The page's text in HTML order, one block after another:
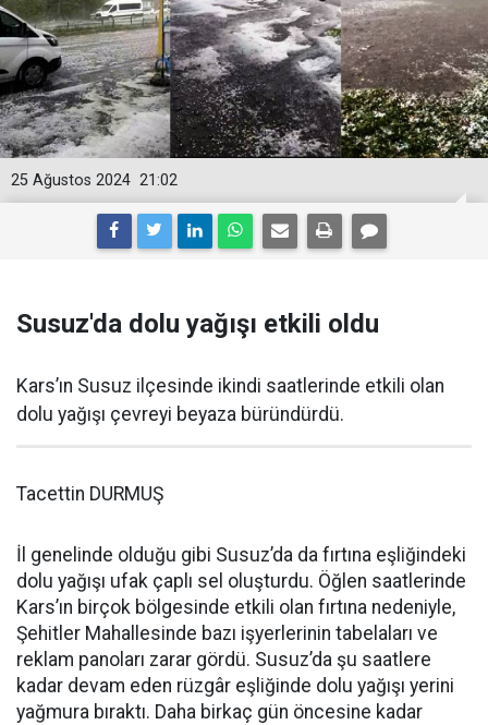
21:02
25 Ağustos 2024
Susuz'da dolu yağışı etkili oldu
Kars’ın Susuz ilçesinde ikindi saatlerinde etkili olan
dolu yağışı çevreyi beyaza büründürdü.
Tacettin DURMUŞ
İl genelinde olduğu gibi Susuz’da da fırtına eşliğindeki
dolu yağışı ufak çaplı sel oluşturdu. Öğlen saatlerinde
Kars’ın birçok bölgesinde etkili olan fırtına nedeniyle,
Şehitler Mahallesinde bazı işyerlerinin tabelaları ve
reklam panoları zarar gördü. Susuz’da şu saatlere
kadar devam eden rüzgâr eşliğinde dolu yağışı yerini
yağmura bıraktı. Daha birkaç gün öncesine kadar